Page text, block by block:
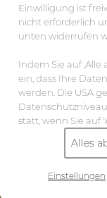
Einwilligung ist
nicht erforderlich
unten widerrufen
Indem Sie auf ‚Alle
ein, dass Ihre
werden. Die USA
statt, wenn Sie auf
Alles
Einstellungen